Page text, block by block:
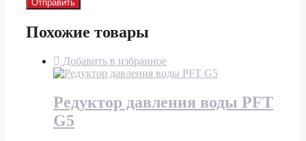
Похожие товары
Добавить в избранное
Редуктор давления воды PFT
G5